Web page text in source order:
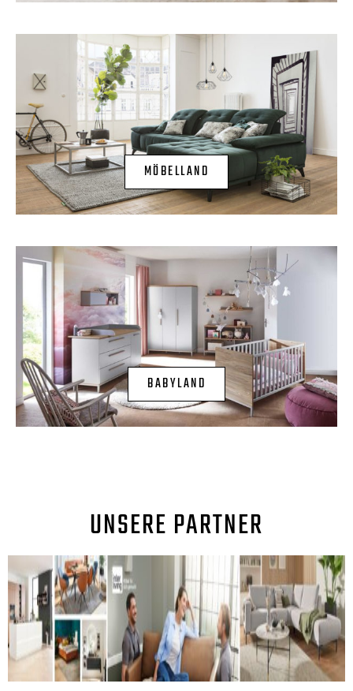
MÖBELLAND
BABYLAND
UNSERE PARTNER